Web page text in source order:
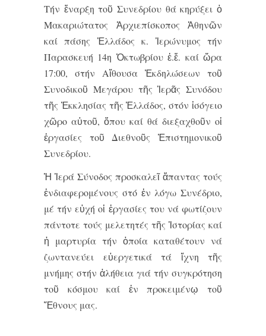
Τήν ἔναρξη τοῦ Συνεδρίου θά κηρύξει ὁ
Μακαριώτατος Ἀρχιεπίσκοπος Ἀθηνῶν
καί πάσης Ἑλλάδος κ. Ἱερώνυμος τήν
Παρασκευή 14η Ὀκτωβρίου ἐ.ἔ. καί ὥρα
17:00, στήν Αἴθουσα Ἐκδηλώσεων τοῦ
Συνοδικοῦ Μεγάρου τῆς Ἱερᾶς Συνόδου
τῆς Ἐκκλησίας τῆς Ἑλλάδος, στόν ἰσόγειο
χῶρο αὐτοῦ, ὅπου καί θά διεξαχθοῦν οἱ
ἐργασίες τοῦ Διεθνοῦς Ἐπιστημονικοῦ
Συνεδρίου.
Ἡ Ἱερά Σύνοδος προσκαλεῖ ἅπαντας τούς
ἐνδιαφερομένους στό ἐν λόγω Συνέδριο,
μέ τήν εὐχή οἱ ἐργασίες του νά φωτίζουν
πάντοτε τούς μελετητές τῆς Ἱστορίας καί
ἡ μαρτυρία τήν ὁποία καταθέτουν νά
ζωντανεύει εὐεργετικά τά ἴχνη τῆς
μνήμης στήν ἀλήθεια γιά τήν συγκρότηση
τοῦ κόσμου καί ἐν προκειμένῳ τοῦ
Ἔθνους μας.